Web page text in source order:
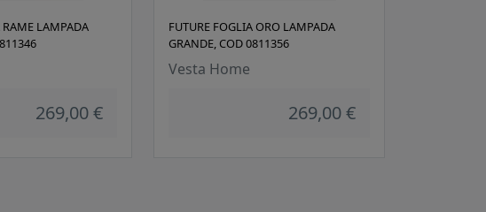
RAME LAMPADA
269,00 €
FUTURE FOGLIA ORO LAMPADA
GRANDE, COD 0811356
Vesta Home
269,00 €